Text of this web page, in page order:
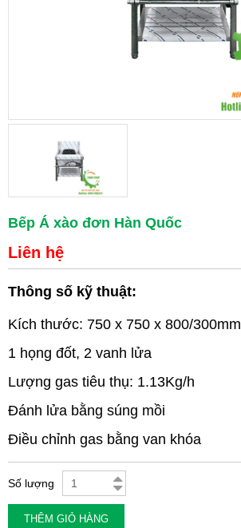
Bếp Á xào đơn Hàn Quốc
Liên hệ
Thông số kỹ thuật:
Kích thước: 750 x 750 x 800/300mm
1 họng đốt, 2 vanh lửa
Lượng gas tiêu thụ: 1.13Kg/h
Đánh lửa bằng súng mồi
Điều chỉnh gas bằng van khóa
Số lượng
THÊM GIỎ HÀNG